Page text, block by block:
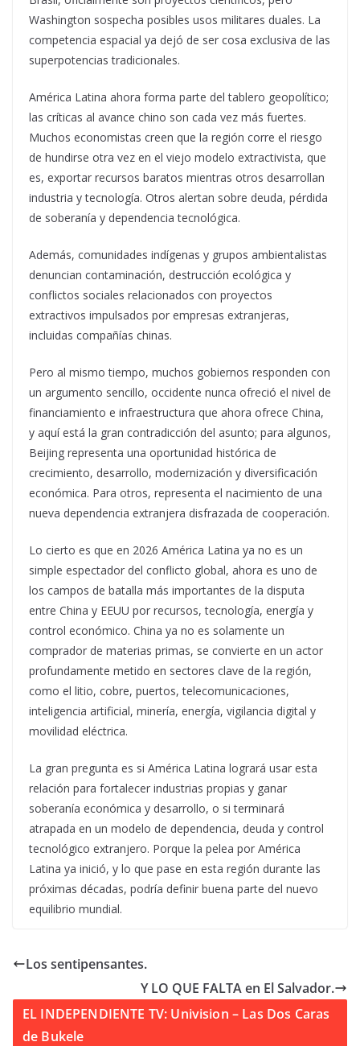
Washington sospecha posibles usos militares duales. La
competencia espacial ya dejó de ser cosa exclusiva de las
superpotencias tradicionales.
América Latina ahora forma parte del tablero geopolítico;
las críticas al avance chino son cada vez más fuertes.
Muchos economistas creen que la región corre el riesgo
de hundirse otra vez en el viejo modelo extractivista, que
es, exportar recursos baratos mientras otros desarrollan
industria y tecnología. Otros alertan sobre deuda, pérdida
de soberanía y dependencia tecnológica.
Además, comunidades indígenas y grupos ambientalistas
denuncian contaminación, destrucción ecológica y
conflictos sociales relacionados con proyectos
extractivos impulsados por empresas extranjeras,
incluidas compañías chinas.
Pero al mismo tiempo, muchos gobiernos responden con
un argumento sencillo, occidente nunca ofreció el nivel de
financiamiento e infraestructura que ahora ofrece China,
y aquí está la gran contradicción del asunto; para algunos,
Beijing representa una oportunidad histórica de
crecimiento, desarrollo, modernización y diversificación
económica. Para otros, representa el nacimiento de una
nueva dependencia extranjera disfrazada de cooperación.
Lo cierto es que en 2026 América Latina ya no es un
simple espectador del conflicto global, ahora es uno de
los campos de batalla más importantes de la disputa
entre China y EEUU por recursos, tecnología, energía y
control económico. China ya no es solamente un
comprador de materias primas, se convierte en un actor
profundamente metido en sectores clave de la región,
como el litio, cobre, puertos, telecomunicaciones,
inteligencia artificial, minería, energía, vigilancia digital y
movilidad eléctrica.
La gran pregunta es si América Latina logrará usar esta
relación para fortalecer industrias propias y ganar
soberanía económica y desarrollo, o si terminará
atrapada en un modelo de dependencia, deuda y control
tecnológico extranjero. Porque la pelea por América
Latina ya inició, y lo que pase en esta región durante las
próximas décadas, podría definir buena parte del nuevo
equilibrio mundial.
Los sentipensantes.
Y LO QUE FALTA en El Salvador.
EL INDEPENDIENTE TV: Univision – Las Dos Caras
de Bukele